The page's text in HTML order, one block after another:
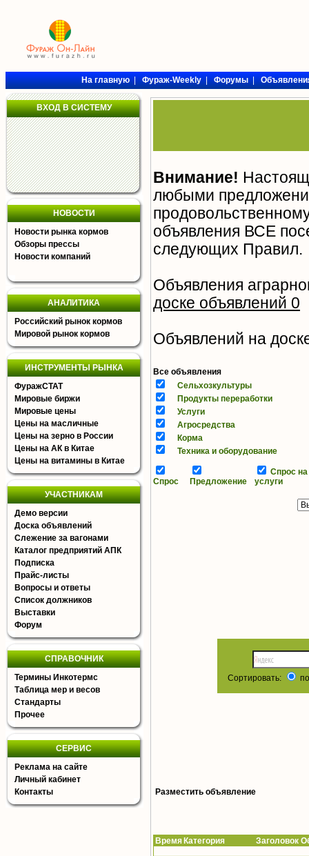
На главную|Фураж-Weekly|Форумы|
ВХОД В СИСТЕМУ
НОВОСТИ
Новости рынка кормов
Обзоры прессы
Новости компаний
АНАЛИТИКА
Российский рынок кормов
Мировой рынок кормов
ИНСТРУМЕНТЫ РЫНКА
ФуражСТАТ
Мировые биржи
Мировые цены
Цены на масличные
Цены на зерно в России
Цены на АК в Китае
Цены на витамины в Китае
УЧАСТНИКАМ
Демо версии
Доска объявлений
Слежение за вагонами
Каталог предприятий АПК
Подписка
Прайс-листы
Вопросы и ответы
Список должников
Выставки
Форум
СПРАВОЧНИК
Термины Инкотермс
Таблица мер и весов
Стандарты
Прочее
СЕРВИС
Реклама на сайте
Личный кабинет
Контакты
Внимание!
любыми
объявления ВСЕ
следующих Правил.
Объявления
доске объявлений 0
Объявлений на
Все объявления
Сельхозкультуры
Продукты переработки
Услуги
Агросредства
Корма
Техника и оборудование
Спрос Предложение
Спрос на
услуги
Сортировать:
Разместить объявление
Время Категория Заголовок